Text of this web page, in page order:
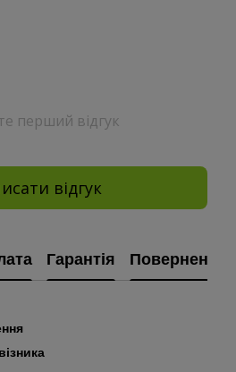
перший відгук
відгук
Гарантія Повернення